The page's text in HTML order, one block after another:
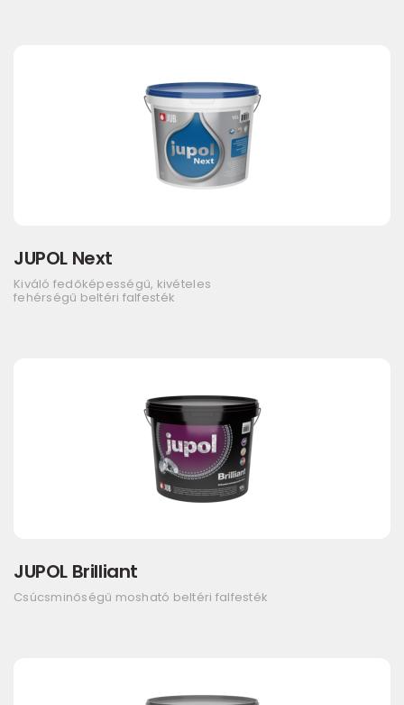
JUPOL Next
Kiváló fedőképességű, kivételes
fehérségű beltéri falfesték
JUPOL Brilliant
Csúcsminőségű mosható beltéri falfesték